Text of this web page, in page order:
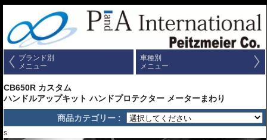
ブランド別
メニュー
車種別
メニュー
CB650R カスタム
ハンドルアップキット ハンドプロテクター メーターまわり
商品カテゴリー :
s